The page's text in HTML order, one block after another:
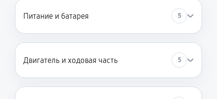
Питание и батарея 5
Двигатель и ходовая часть 5